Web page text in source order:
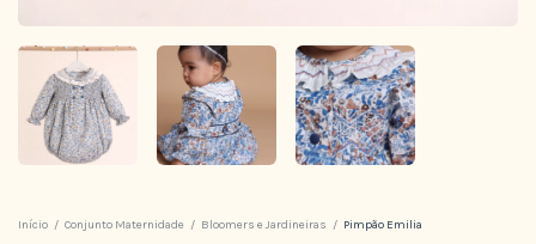
Início / Conjunto Maternidade / Bloomers e Jardineiras / Pimpão Emilia